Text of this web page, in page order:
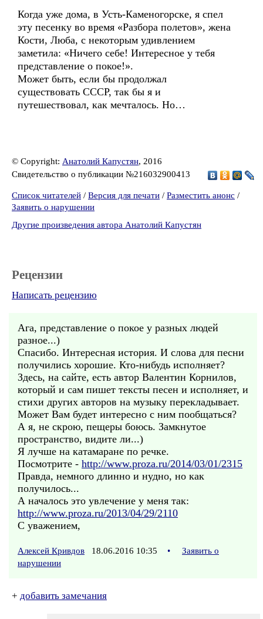
Когда уже дома, в Усть-Каменогорске, я спел
эту песенку во время «Разбора полетов», жена
Кости, Люба, с некоторым удивлением
заметила: «Ничего себе! Интересное у тебя
представление о покое!».
Может быть, если бы продолжал
существовать СССР, так бы я и
путешествовал, как мечталось. Но…
© Copyright: Анатолий Капустян, 2016
Свидетельство о публикации №216032900413
Список читателей / Версия для печати / Разместить анонс /
Заявить о нарушении
Другие произведения автора Анатолий Капустян
Рецензии
Написать рецензию
Ага, представление о покое у разных людей
разное...)
Спасибо. Интересная история. И слова для песни
получились хорошие. Кто-нибудь исполняет?
Здесь, на сайте, есть автор Валентин Корнилов,
который и сам пишет тексты песен и исполняет, и
стихи других авторов на музыку перекладывает.
Может Вам будет интересно с ним пообщаться?
А я, не скрою, пещеры боюсь. Замкнутое
пространство, видите ли...)
Я лучше на катамаране по речке.
Посмотрите - http://www.proza.ru/2014/03/01/2315
Правда, немного длинно и нудно, но как
получилось...
А началось это увлечение у меня так:
http://www.proza.ru/2013/04/29/2110
С уважением,
Алексей Кривдов 18.06.2016 10:35 •
Заявить о
нарушении
+ добавить замечания